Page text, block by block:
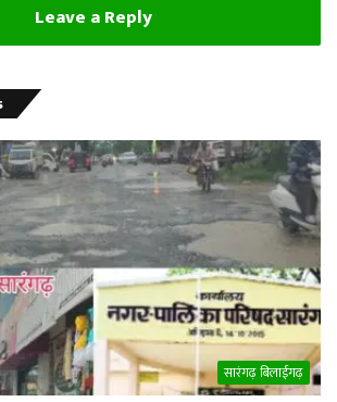
Leave a Reply
सारंगढ़ बिलाईगढ़